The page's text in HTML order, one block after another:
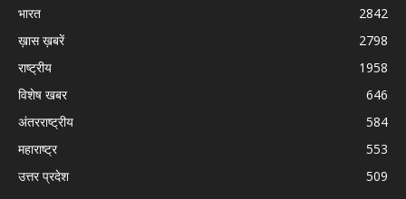
भारत
2842
ख़ास ख़बरें
2798
राष्ट्रीय
1958
विशेष खबर
646
अंतरराष्ट्रीय
584
महाराष्ट्र
553
उत्तर प्रदेश
509